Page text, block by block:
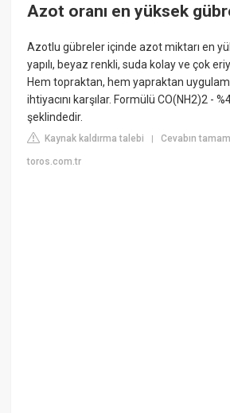
Azot oranı en yüksek
Azotlu gübreler içinde azot miktarı en
yapılı, beyaz renkli, suda kolay ve çok
Hem topraktan, hem yapraktan
ihtiyacını karşılar. Formülü CO(NH2)2 -
şeklindedir.
Kaynak kaldırma talebi |Cevabın
toros.com.tr